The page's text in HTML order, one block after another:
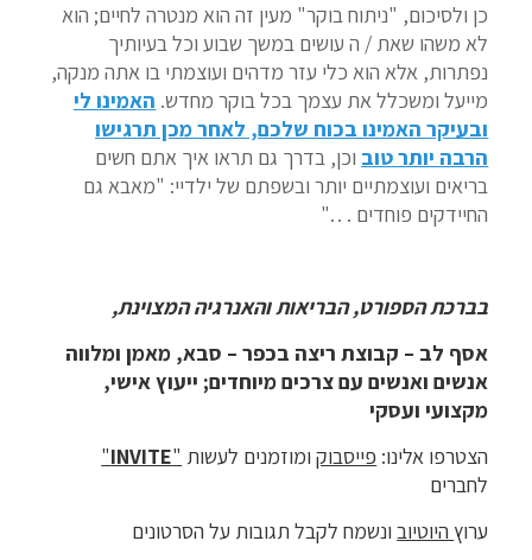
כן ולסיכום, "ניתוח בוקר" מעין זה הוא מנטרה לחיים; הוא
לא משהו שאת / ה עושים במשך שבוע וכל בעיותיך
נפתרות, אלא הוא כלי עזר מדהים ועוצמתי בו אתה מנקה,
מייעל ומשכלל את עצמך בכל בוקר מחדש. האמינו לי
ובעיקר האמינו בכוח שלכם, לאחר מכן תרגישו
הרבה יותר טוב וכן, בדרך גם תראו איך אתם חשים
בריאים ועוצמתיים יותר ובשפתם של ילדיי: "מאבא גם
החיידקים פוחדים . . ."
בברכת הספורט, הבריאות והאנרגיה המצוינת,
אסף לב – קבוצת ריצה בכפר – סבא, מאמן ומלווה
אנשים ואנשים עם צרכים מיוחדים; ייעוץ אישי,
מקצועי ועסקי
הצטרפו אלינו: פייסבוקומוזמנים לעשות "
INVITE
"
לחברים
ערוץ היוטיובונשמח לקבל תגובות על הסרטונים